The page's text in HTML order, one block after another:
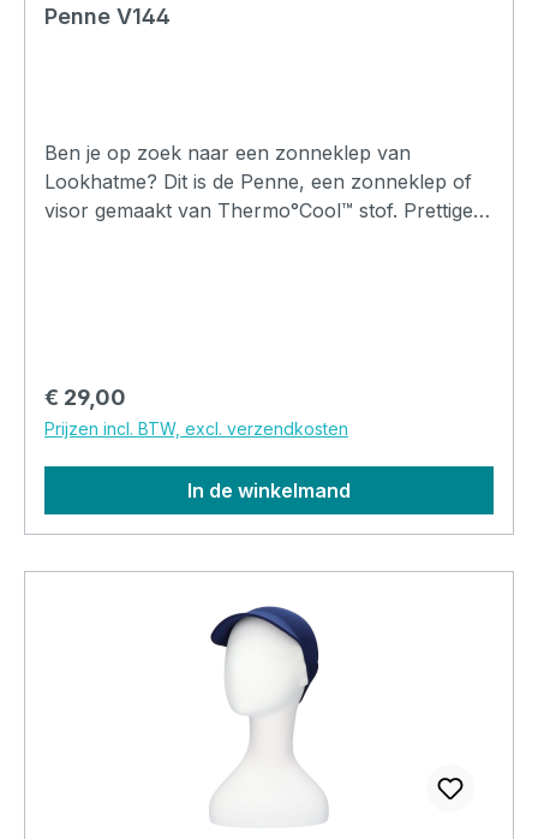
Penne V144
Ben je op zoek naar een zonneklep van
Lookhatme? Dit is de Penne, een zonneklep of
visor gemaakt van Thermo°Cool™ stof. Prettige
Normale prijs:
€ 29,00
Prijzen incl. BTW, excl. verzendkosten
In de winkelmand